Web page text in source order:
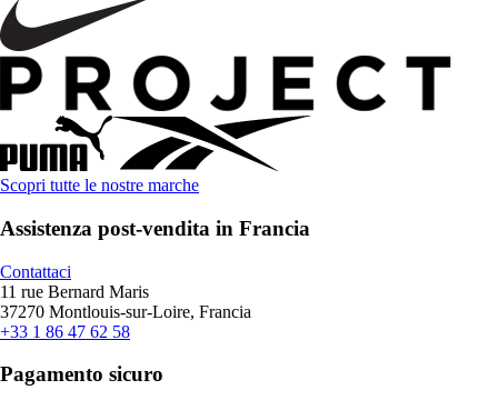
Scopri tutte le nostre marche
Assistenza post-vendita in Francia
Contattaci
11 rue Bernard Maris
37270 Montlouis-sur-Loire, Francia
+33 1 86 47 62 58
Pagamento sicuro